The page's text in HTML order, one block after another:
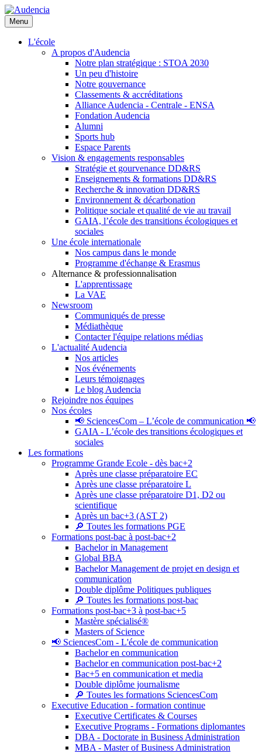
Aller
au
contenu
principal
Menu
L'école
A propos d'Audencia
Notre plan stratégique : STOA 2030
Un peu d'histoire
Notre gouvernance
Classements & accréditations
Alliance Audencia - Centrale - ENSA
Fondation Audencia
Alumni
Sports hub
Espace Parents
Vision & engagements responsables
Stratégie et gourvenance DD&RS
Enseignements & formations DD&RS
Recherche & innovation DD&RS
Environnement & décarbonation
Politique sociale et qualité de vie au travail
GAIA, l’école des transitions écologiques et
sociales
Une école internationale
Nos campus dans le monde
Programme d'échange & Erasmus
Alternance & professionnalisation
L'apprentissage
La VAE
Newsroom
Communiqués de presse
Médiathèque
Contacter l'équipe relations médias
L'actualité Audencia
Nos articles
Nos événements
Leurs témoignages
Le blog Audencia
Rejoindre nos équipes
Nos écoles
📢 SciencesCom – L’école de communication 📢
GAIA - L’école des transitions écologiques et
sociales
Les formations
Programme Grande Ecole - dès bac+2
Après une classe préparatoire EC
Après une classe préparatoire L
Après une classe préparatoire D1, D2 ou
scientifique
Après un bac+3 (AST 2)
🔎 Toutes les formations PGE
Formations post-bac à post-bac+2
Bachelor in Management
Global BBA
Bachelor Management de projet en design et
communication
Double diplôme Politiques publiques
🔎 Toutes les formations post-bac
Formations post-bac+3 à post-bac+5
Mastère spécialisé®
Masters of Science
📢 SciencesCom - L'école de communication
Bachelor en communication
Bachelor en communication post-bac+2
Bac+5 en communication et media
Double diplôme journalisme
🔎 Toutes les formations SciencesCom
Executive Education - formation continue
Executive Certificates & Courses
Executive Programs - Formations diplomantes
DBA - Doctorate in Business Administration
MBA - Master of Business Administration